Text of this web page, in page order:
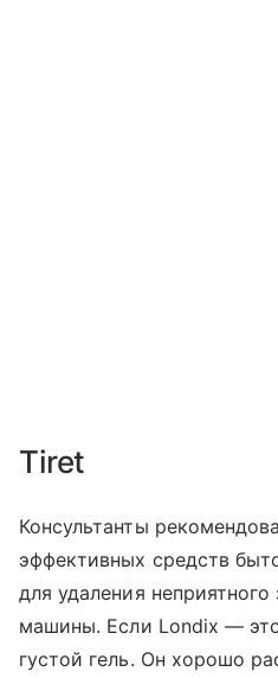
Tiret
Консультанты
эффективных средств
для удаления
машины. Если Londix —
густой гель. Он хорошо